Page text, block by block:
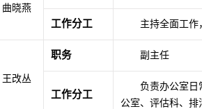
曲晓燕
工作分工 主持全面工作
王改丛
职务 副主任
工作分工
负责办公室日
公室、评估科、